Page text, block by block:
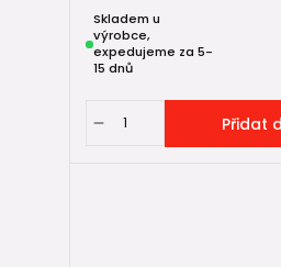
Skladem u
výrobce,
expedujeme za 5-
15 dnů
Přidat